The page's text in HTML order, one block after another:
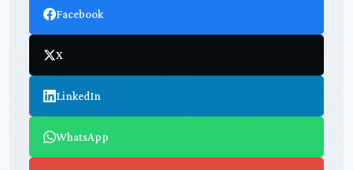
Facebook
X
LinkedIn
WhatsApp